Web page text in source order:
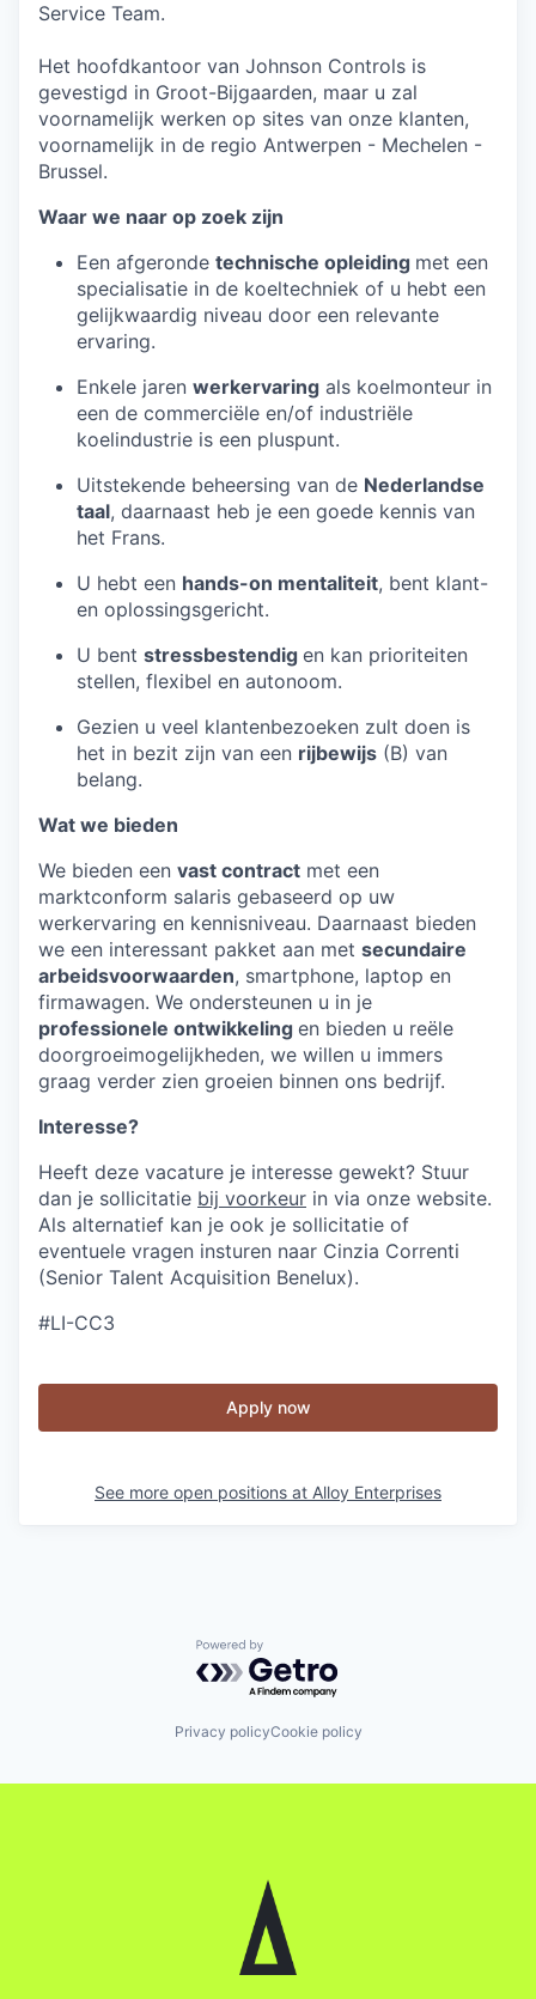
Service Team.
Het hoofdkantoor van Johnson Controls is
gevestigd in Groot-Bijgaarden, maar u zal
voornamelijk werken op sites van onze klanten,
voornamelijk in de regio Antwerpen - Mechelen -
Brussel.
Waar we naar op zoek zijn
Een afgeronde technische opleiding met een
specialisatie in de koeltechniek of u hebt een
gelijkwaardig niveau door een relevante
ervaring.
Enkele jaren werkervaring als koelmonteur in
een de commerciële en/of industriële
koelindustrie is een pluspunt.
Uitstekende beheersing van de Nederlandse
taal, daarnaast heb je een goede kennis van
het Frans.
U hebt een hands-on mentaliteit, bent klant-
en oplossingsgericht.
U bent stressbestendig en kan prioriteiten
stellen, flexibel en autonoom.
Gezien u veel klantenbezoeken zult doen is
het in bezit zijn van een rijbewijs (B) van
belang.
Wat we bieden
We bieden een vast contract met een
marktconform salaris gebaseerd op uw
werkervaring en kennisniveau. Daarnaast bieden
we een interessant pakket aan met secundaire
arbeidsvoorwaarden, smartphone, laptop en
firmawagen. We ondersteunen u in je
professionele ontwikkeling en bieden u reële
doorgroeimogelijkheden, we willen u immers
graag verder zien groeien binnen ons bedrijf.
Interesse?
Heeft deze vacature je interesse gewekt? Stuur
dan je sollicitatie bij voorkeur in via onze website.
Als alternatief kan je ook je sollicitatie of
eventuele vragen insturen naar Cinzia Correnti
(Senior Talent Acquisition Benelux).
#LI-CC3
Apply now
See more open positions at Alloy Enterprises
Powered by Getro.com
Privacy policyCookie policy